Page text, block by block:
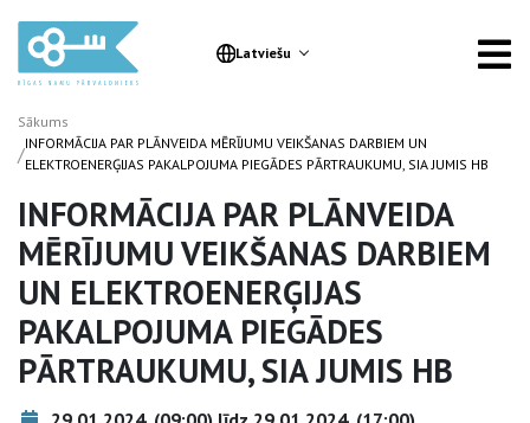
Latviešu
Sākums
/INFORMĀCIJA PAR PLĀNVEIDA MĒRĪJUMU VEIKŠANAS DARBIEM UN
ELEKTROENERĢIJAS PAKALPOJUMA PIEGĀDES PĀRTRAUKUMU, SIA JUMIS HB
INFORMĀCIJA PAR PLĀNVEIDA
MĒRĪJUMU VEIKŠANAS DARBIEM
UN ELEKTROENERĢIJAS
PAKALPOJUMA PIEGĀDES
PĀRTRAUKUMU, SIA JUMIS HB